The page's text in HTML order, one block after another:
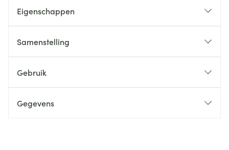
Eigenschappen
Samenstelling
Gebruik
Gegevens